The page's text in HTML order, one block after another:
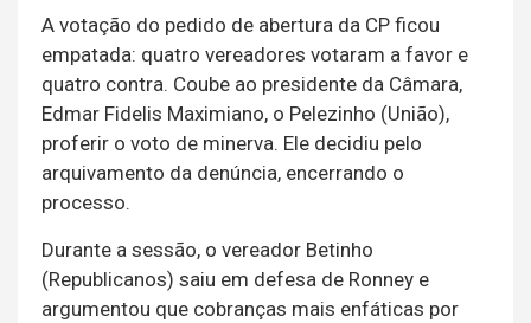
A votação do pedido de abertura da CP ficou
empatada: quatro vereadores votaram a favor e
quatro contra. Coube ao presidente da Câmara,
Edmar Fidelis Maximiano, o Pelezinho (União),
proferir o voto de minerva. Ele decidiu pelo
arquivamento da denúncia, encerrando o
processo.
Durante a sessão, o vereador Betinho
(Republicanos) saiu em defesa de Ronney e
argumentou que cobranças mais enfáticas por